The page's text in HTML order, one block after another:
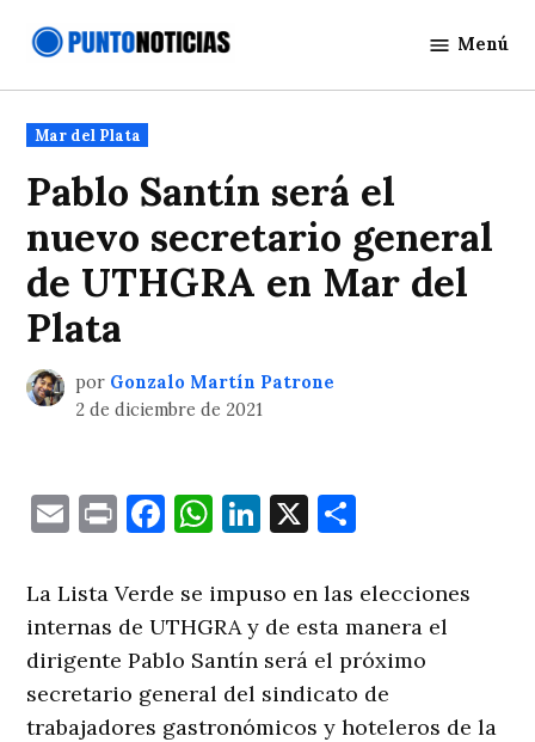
Noticias
Menú
Publicado
en
Mar del Plata
Pablo Santín será el
nuevo secretario general
de UTHGRA en Mar del
Plata
por Gonzalo Martín Patrone
2 de diciembre de 2021
EmailPrintFacebook
WhatsApp
LinkedIn
X
La Lista Verde se impuso en las elecciones
internas de UTHGRA y de esta manera el
dirigente Pablo Santín será el próximo
secretario general del sindicato de
trabajadores gastronómicos y hoteleros de la